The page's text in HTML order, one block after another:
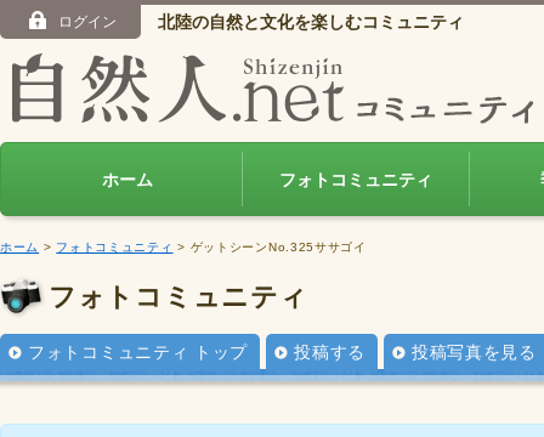
ログイン 北陸の自然と文化を楽しむコミュニティ
ホーム フォトコミュニティ
ホーム > フォトコミュニティ > ゲットシーンNo.325ササゴイ
フォトコミュニティ
フォトコミュニティ トップ 投稿する 投稿写真を見る